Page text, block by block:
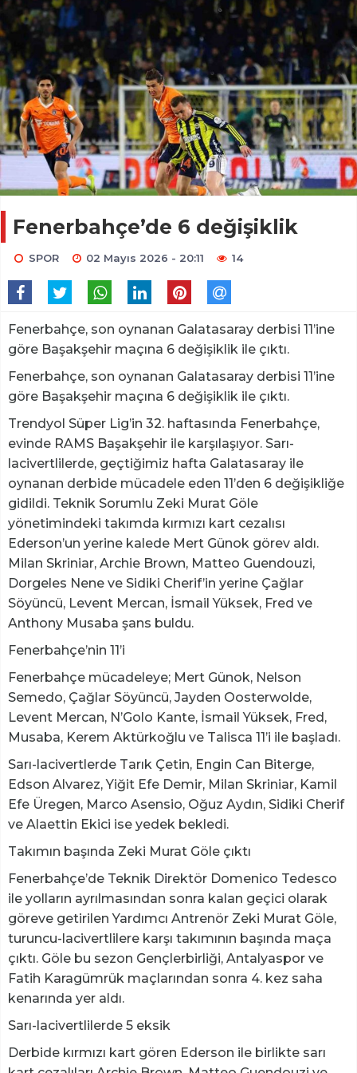
Fenerbahçe’de 6 değişiklik
SPOR 02 Mayıs 2026 - 20:11 14
Fenerbahçe, son oynanan Galatasaray derbisi 11’ine
göre Başakşehir maçına 6 değişiklik ile çıktı.
Fenerbahçe, son oynanan Galatasaray derbisi 11’ine
göre Başakşehir maçına 6 değişiklik ile çıktı.
Trendyol Süper Lig’in 32. haftasında Fenerbahçe,
evinde RAMS Başakşehir ile karşılaşıyor. Sarı-
lacivertlilerde, geçtiğimiz hafta Galatasaray ile
oynanan derbide mücadele eden 11’den 6 değişikliğe
gidildi. Teknik Sorumlu Zeki Murat Göle
yönetimindeki takımda kırmızı kart cezalısı
Ederson’un yerine kalede Mert Günok görev aldı.
Milan Skriniar, Archie Brown, Matteo Guendouzi,
Dorgeles Nene ve Sidiki Cherif’in yerine Çağlar
Söyüncü, Levent Mercan, İsmail Yüksek, Fred ve
Anthony Musaba şans buldu.
Fenerbahçe’nin 11’i
Fenerbahçe mücadeleye; Mert Günok, Nelson
Semedo, Çağlar Söyüncü, Jayden Oosterwolde,
Levent Mercan, N’Golo Kante, İsmail Yüksek, Fred,
Musaba, Kerem Aktürkoğlu ve Talisca 11’i ile başladı.
Sarı-lacivertlerde Tarık Çetin, Engin Can Biterge,
Edson Alvarez, Yiğit Efe Demir, Milan Skriniar, Kamil
Efe Üregen, Marco Asensio, Oğuz Aydın, Sidiki Cherif
ve Alaettin Ekici ise yedek bekledi.
Takımın başında Zeki Murat Göle çıktı
Fenerbahçe’de Teknik Direktör Domenico Tedesco
ile yolların ayrılmasından sonra kalan geçici olarak
göreve getirilen Yardımcı Antrenör Zeki Murat Göle,
turuncu-lacivertlilere karşı takımının başında maça
çıktı. Göle bu sezon Gençlerbirliği, Antalyaspor ve
Fatih Karagümrük maçlarından sonra 4. kez saha
kenarında yer aldı.
Sarı-lacivertlilerde 5 eksik
Derbide kırmızı kart gören Ederson ile birlikte sarı